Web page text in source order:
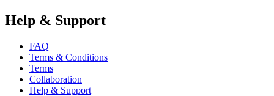
Help & Support
FAQ
Terms & Conditions
Terms
Collaboration
Help & Support